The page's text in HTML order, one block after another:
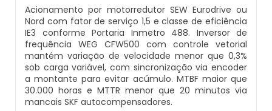
Pesadora De Pão
Seladora Automática Com Datador
Pesadora De Salgados Congelados
Balança Multicabeçote
Datador De Tampas
Datador Para Plástico
Datador Para Embalagem Manual
Acionamento por motorredutor SEW Eurodrive ou
Nord com fator de serviço 1,5 e classe de eficiência
IE3 conforme Portaria Inmetro 488. Inversor de
frequência WEG CFW500 com controle vetorial
mantém variação de velocidade menor que 0,3%
sob carga variável, com sincronização via encoder
a montante para evitar acúmulo. MTBF maior que
30.000 horas e MTTR menor que 20 minutos via
mancais SKF autocompensadores.